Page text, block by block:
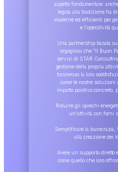
aspetto fondamentale:
legata alla tradizione ha
moderne ed efficienti per
e l'operatività
Una partnership basata
orgogliosi che "Il Buon
servizi di STAR
gestione della propria
trasmesso la loro
come le nostre soluzioni
impatto positivo concreto,
Ridurre gli sprechi
un'attività con forni
Semplificare la burocrazia,
alla creazione dei
Avere un supporto diretto
come quello che loro